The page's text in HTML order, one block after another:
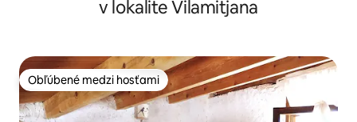
v lokalite Vilamitjana
Obľúbené medzi hosťami
Obľúbené medzi hosťami